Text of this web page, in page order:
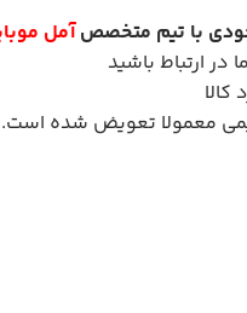
با تیم متخصصآمل
ارتباط باشید